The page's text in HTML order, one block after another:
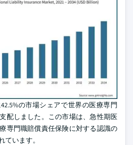
の市場シェアで世界の医療専門
配しました。この市場は、急性期医
専門職賠償責任保険に対する認識の
ています。